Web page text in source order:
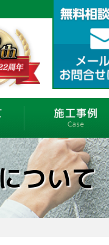
ついて